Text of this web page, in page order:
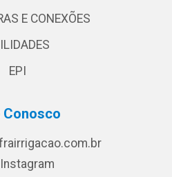
E CONEXÕES
EPI
Conosco
Instagram